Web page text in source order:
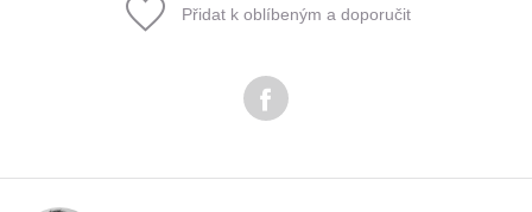
Odeslat
Přidat k oblíbeným a doporučit